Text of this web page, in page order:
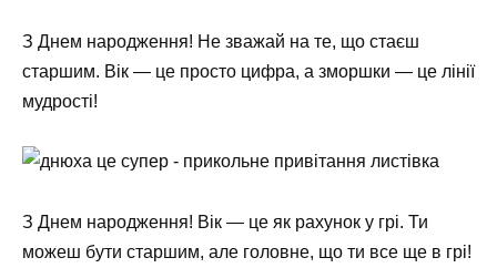
З Днем народження! Не зважай на те, що стаєш
старшим. Вік — це просто цифра, а зморшки — це лінії
мудрості!
З Днем народження! Вік — це як рахунок у грі. Ти
можеш бути старшим, але головне, що ти все ще в грі!